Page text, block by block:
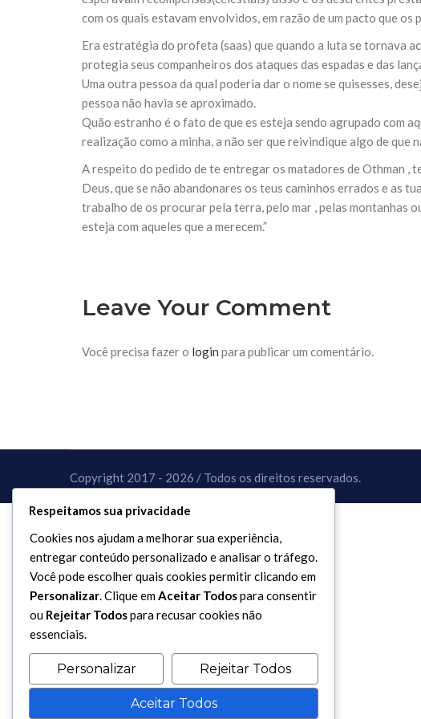
10 DE NOVEMBRO DE 2013
Falecimento do Imam Ali Ibn Al-Hussein
Em nome de Deus, o Clemente, o Misericordioso! Diante da
relembramos o martírio do quarto Imam dos muçulmanos, o
Hussein Ibn Ali Ibn Abi Táleb (A.S.), conhecido por “Zein Al-
com os quais estavam envolvidos, em razão de um pacto que
Era estratégia do profeta (saas) que quando a luta se tornava
protegia seus companheiros dos ataques das espadas e das
Uma outra pessoa da qual poderia dar o nome se quisesses,
pessoa não havia se aproximado.
Quão estranho é o fato de que es esteja sendo agrupado com
realização como a minha, a não ser que reivindique algo de que
A respeito do pedido de te entregar os matadores de Othman ,
Deus, que se não abandonares os teus caminhos errados e as
trabalho de os procurar pela terra, pelo mar , pelas montanhas
esteja com aqueles que a merecem.”
Leave Your Comment
Você precisa fazer o login para publicar um comentário.
Copyright 2017 - 2026 / Todos os direitos reservados.
Respeitamos sua privacidade
Cookies nos ajudam a melhorar sua experiência,
entregar conteúdo personalizado e analisar o tráfego.
Você pode escolher quais cookies permitir clicando em
Personalizar. Clique emAceitar Todospara consentir
ou Rejeitar Todospara recusar cookies não
essenciais.
Personalizar Rejeitar Todos
Aceitar Todos